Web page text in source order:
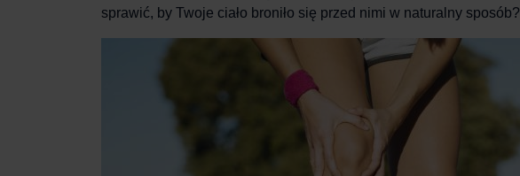
sprawić, by Twoje ciało broniło się przed nimi w naturalny sposób?